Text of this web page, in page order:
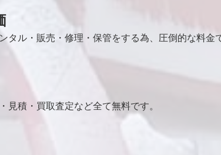
タル・販売・修理・保管をする為、圧倒的な料金
見積・買取査定など全て無料です。